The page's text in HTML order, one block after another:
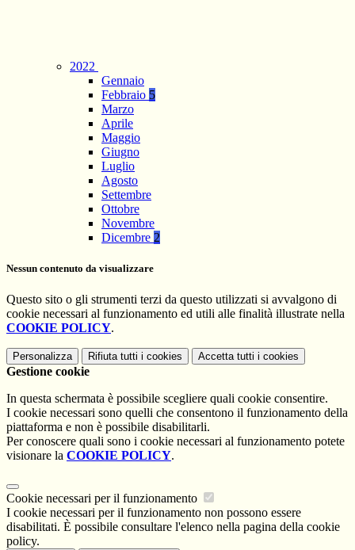
2022
Gennaio
Febbraio 5
Marzo
Aprile
Maggio
Giugno
Luglio
Agosto
Settembre
Ottobre
Novembre
Dicembre 2
Nessun contenuto da visualizzare
Questo sito o gli strumenti terzi da questo utilizzati si avvalgono di
cookie necessari al funzionamento ed utili alle finalità illustrate nella
COOKIE POLICY.
Personalizza Rifiuta tutti i cookies Accetta tutti i cookies
Gestione cookie
In questa schermata è possibile scegliere quali cookie consentire.
I cookie necessari sono quelli che consentono il funzionamento della
piattaforma e non è possibile disabilitarli.
Per conoscere quali sono i cookie necessari al funzionamento potete
visionare la COOKIE POLICY.
Cookie necessari per il funzionamento
I cookie necessari per il funzionamento non possono essere
disabilitati. È possibile consultare l'elenco nella pagina della cookie
policy.